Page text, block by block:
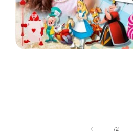
/su
2